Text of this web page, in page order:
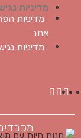
מדיניות
מדיניות
אתר
מדיניות